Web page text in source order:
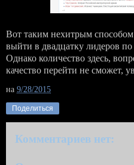
Вот таким нехитрым
выйти в двадцатку лидеров
Однако количество здесь,
качество перейти не сможет,
на 9/28/2015
Поделиться
Комментариев нет: